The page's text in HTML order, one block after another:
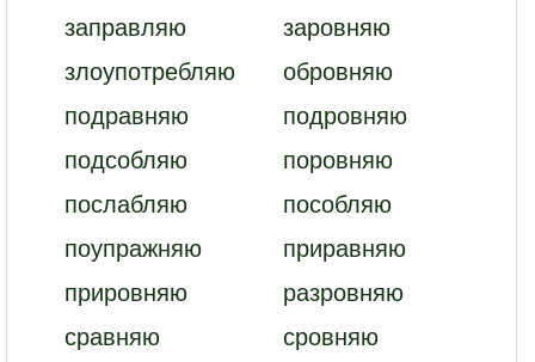
заправляю
заровняю
злоупотребляю
обровняю
подравняю
подровняю
подсобляю
поровняю
послабляю
пособляю
поупражняю
приравняю
прировняю
разровняю
сравняю
сровняю